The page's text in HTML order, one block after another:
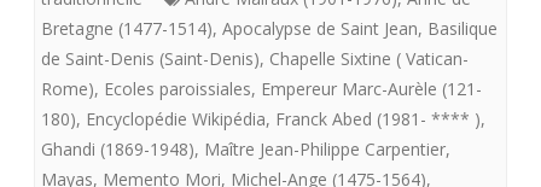
Bretagne (1477-1514), Apocalypse de Saint Jean, Basilique
de Saint-Denis (Saint-Denis), Chapelle Sixtine ( Vatican-
Rome), Ecoles paroissiales, Empereur Marc-Aurèle (121-
180), Encyclopédie Wikipédia, Franck Abed (1981- **** ),
Ghandi (1869-1948), Maître Jean-Philippe Carpentier,
Mayas, Memento Mori, Michel-Ange (1475-1564),